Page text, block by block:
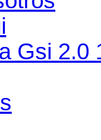
Gsi 2.0